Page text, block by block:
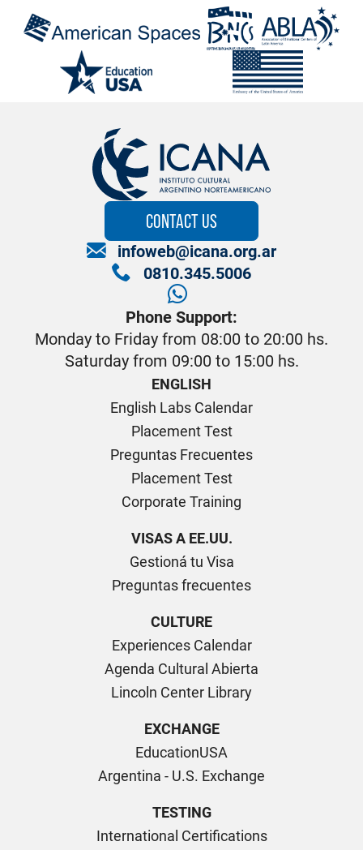
CONTACT US
infoweb@icana.org.ar
0810.345.5006
Phone Support:
Monday to Friday from 08:00 to 20:00 hs.
Saturday from 09:00 to 15:00 hs.
ENGLISH
English Labs Calendar
Placement Test
Preguntas Frecuentes
Placement Test
Corporate Training
VISAS A EE.UU.
Gestioná tu Visa
Preguntas frecuentes
CULTURE
Experiences Calendar
Agenda Cultural Abierta
Lincoln Center Library
EXCHANGE
EducationUSA
Argentina - U.S. Exchange
TESTING
International Certifications